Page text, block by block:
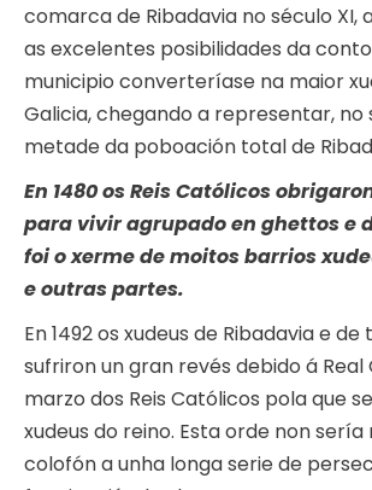
comarca de Ribadavia no século XI,
as excelentes posibilidades da
municipio converteríase na maior
Galicia, chegando a representar, no
metade da poboación total de
En 1480 os Reis Católicos
para vivir agrupado en ghettos e
foi o xerme de moitos barrios
e outras partes.
En 1492 os xudeus de Ribadavia e
sufriron un gran revés debido á Real
marzo dos Reis Católicos pola que
xudeus do reino. Esta orde non sería
colofón a unha longa serie de